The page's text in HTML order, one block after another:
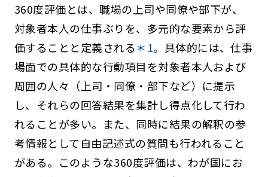
360度評価とは、職場の上司や同僚や部下が、
対象者本人の仕事ぶりを、多元的な要素から評
価することと定義される＊1。具体的には、仕事
場面での具体的な行動項目を対象者本人および
周囲の人々（上司・同僚・部下など）に提示
し、それらの回答結果を集計し得点化して行わ
れることが多い。また、同時に結果の解釈の参
考情報として自由記述式の質問も行われること
がある。このような360度評価は、わが国にお